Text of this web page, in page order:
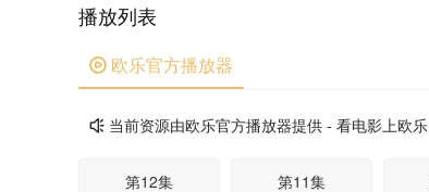
播放列表
 欧乐官方播放器
 当前资源由欧乐官方播放器提供 - 看电影上欧乐
第12集 第11集